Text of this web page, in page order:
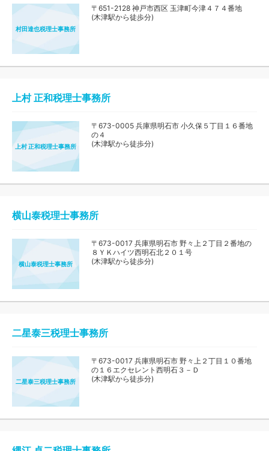
村田達也税理士事務所
〒651-2128 神戸市西区 玉津町今津４７４番地
(木津駅から徒歩分)
上村 正和税理士事務所
上村 正和税理士事務所
〒673-0005 兵庫県明石市 小久保５丁目１６番地
の４
(木津駅から徒歩分)
横山泰税理士事務所
横山泰税理士事務所
〒673-0017 兵庫県明石市 野々上２丁目２番地の
８ＹＫハイツ西明石北２０１号
(木津駅から徒歩分)
二星泰三税理士事務所
二星泰三税理士事務所
〒673-0017 兵庫県明石市 野々上２丁目１０番地
の１６エクセレント西明石３－Ｄ
(木津駅から徒歩分)